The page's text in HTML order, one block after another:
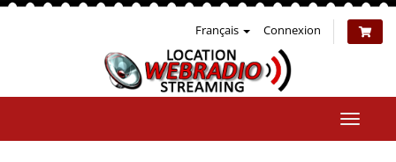
Français Connexion
la